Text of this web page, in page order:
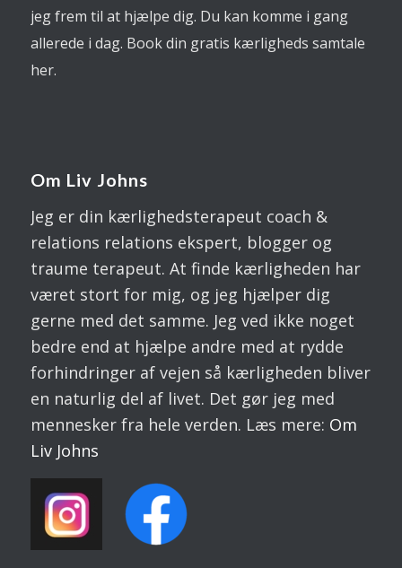
jeg frem til at hjælpe dig. Du kan komme i gang
allerede i dag. Book din gratis kærligheds samtale
her.
Om Liv Johns
Jeg er din kærlighedsterapeut coach &
relations relations ekspert, blogger og
traume terapeut. At finde kærligheden har
været stort for mig, og jeg hjælper dig
gerne med det samme. Jeg ved ikke noget
bedre end at hjælpe andre med at rydde
forhindringer af vejen så kærligheden bliver
en naturlig del af livet. Det gør jeg med
mennesker fra hele verden. Læs mere: Om
Liv Johns